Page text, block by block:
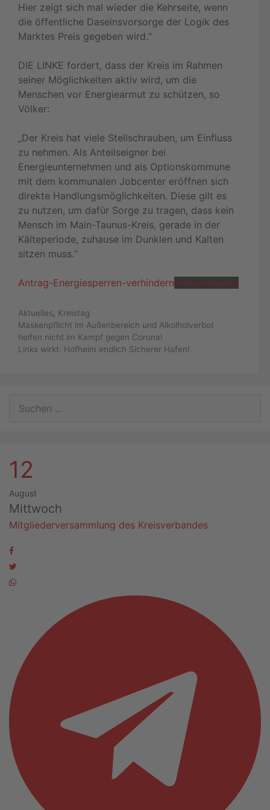
Hier zeigt sich mal wieder die Kehrseite, wenn
die öffentliche Daseinsvorsorge der Logik des
Marktes Preis gegeben wird.“
DIE LINKE fordert, dass der Kreis im Rahmen
seiner Möglichkeiten aktiv wird, um die
Menschen vor Energiearmut zu schützen, so
Völker:
„Der Kreis hat viele Stellschrauben, um Einfluss
zu nehmen. Als Anteilseigner bei
Energieunternehmen und als Optionskommune
mit dem kommunalen Jobcenter eröffnen sich
direkte Handlungsmöglichkeiten. Diese gilt es
zu nutzen, um dafür Sorge zu tragen, dass kein
Mensch im Main-Taunus-Kreis, gerade in der
Kälteperiode, zuhause im Dunklen und Kalten
sitzen muss.“
Antrag-Energiesperren-verhindernHerunterladen
Kategorien
Aktuelles
Kreistag
Maskenpflicht im Außenbereich und Alkolholverbot
helfen nicht im Kampf gegen Corona!
Links wirkt: Hofheim endlich Sicherer Hafen!
nach:
12
August
Mittwoch
Mitgliederversammlung des Kreisverbandes